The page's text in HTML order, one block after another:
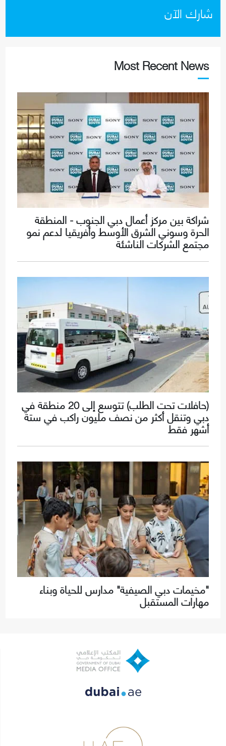
شارك الآن
Most Recent News
شراكة بين مركز أعمال دبي الجنوب - المنطقة
الحرة وسوني الشرق الأوسط وأفريقيا لدعم نمو
مجتمع الشركات الناشئة
(حافلات تحت الطلب) تتوسع إلى 20 منطقة في
دبي وتنقل أكثر من نصف مليون راكب في ستة
أشهر فقط
"مخيمات دبي الصيفية" مدارس للحياة وبناء
مهارات المستقبل